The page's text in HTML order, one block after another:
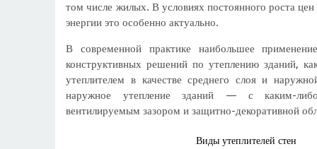
том числе жилых. В условиях постоянного роста
энергии это особенно актуально.
В современной практике наибольшее
конструктивных решений по утеплению зданий,
утеплителем в качестве среднего слоя и
наружное утепление зданий — с каким-
вентилируемым зазором и защитно-декоративной
Виды утеплителей стен